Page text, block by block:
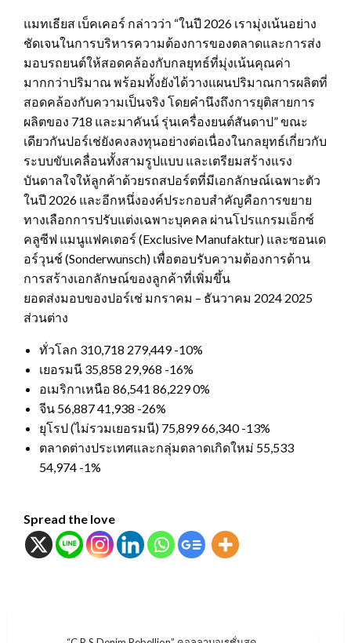
แมทเธียส เบ็คเคอร์ กล่าวว่า “ในปี 2026 เรามุ่งเน้นอย่าง
ชัดเจนในการบริหารความต้องการของตลาดและการส่ง
มอบรถยนต์ให้สอดคล้องกับกลยุทธ์ที่มุ่งเน้นคุณค่า
มากกว่าปริมาณ พร้อมทั้งยังได้วางแผนปริมาณการผลิตที่
สอดคล้องกับความเป็นจริง โดยคำนึงถึงการยุติสายการ
ผลิตของ 718 และมาคันน์ รุ่นเครื่องยนต์สันดาป” ขณะ
เดียวกันปอร์เช่ยังคงลงทุนอย่างต่อเนื่องในกลยุทธ์เกี่ยวกับ
ระบบขับเคลื่อนทั้งสามรูปแบบ และเตรียมสร้างแรง
บันดาลใจให้ลูกค้าด้วยรถสปอร์ตที่มีเอกลักษณ์เฉพาะตัว
ในปี 2026 และอีกหนึ่งองค์ประกอบสำคัญคือการขยาย
ทางเลือกการปรับแต่งเฉพาะบุคคล ผ่านโปรแกรมเอ็กซ์
คลูซีฟ แมนูแฟคเตอร์ (Exclusive Manufaktur) และซอนเด
อร์วุนช์ (Sonderwunsch) เพื่อตอบรับความต้องการด้าน
การสร้างเอกลักษณ์ของลูกค้าที่เพิ่มขึ้น
ยอดส่งมอบของปอร์เช่ มกราคม – ธันวาคม 2024 2025
ส่วนต่าง
ทั่วโลก 310,718 279,449 -10%
เยอรมนี 35,858 29,968 -16%
อเมริกาเหนือ 86,541 86,229 0%
จีน 56,887 41,938 -26%
ยุโรป (ไม่รวมเยอรมนี) 75,899 66,340 -13%
ตลาดต่างประเทศและกลุ่มตลาดเกิดใหม่ 55,533
54,974 -1%
Spread the love